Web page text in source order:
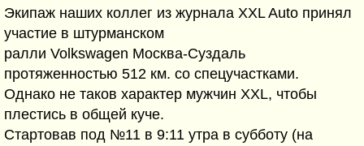
Экипаж наших коллег из журнала XXL Auto принял
участие в штурманском
ралли Volkswagen Москва-Суздаль
протяженностью 512 км. со спецучастками.
Однако не таков характер мужчин XXL, чтобы
плестись в общей куче.
Стартовав под №11 в 9:11 утра в субботу (на